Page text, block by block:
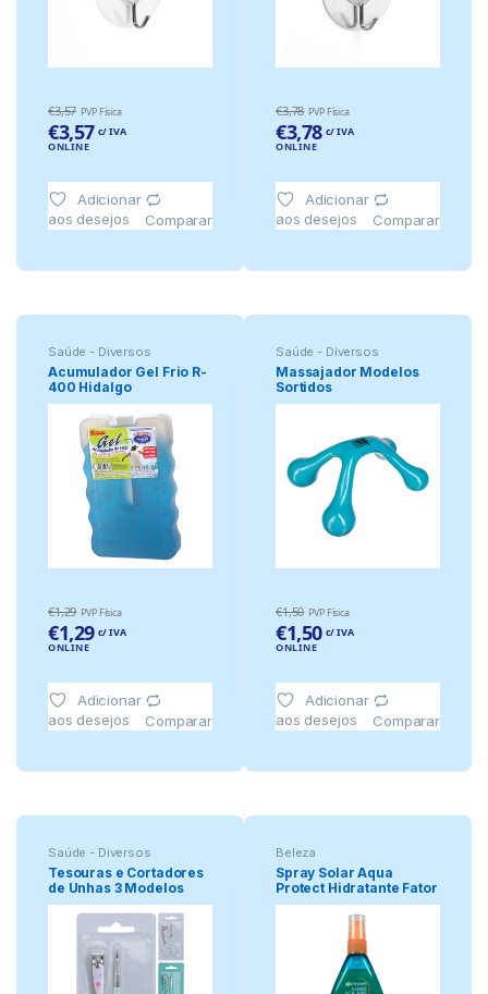
€3,57 PVP Física
€3,57 c/ IVA
ONLINE
Adicionar
aos desejos
Comparar
€3,78 PVP Física
€3,78 c/ IVA
ONLINE
Adicionar
aos desejos
Comparar
Saúde - Diversos
Acumulador Gel Frio R-
400 Hidalgo
€1,29 PVP Física
€1,29 c/ IVA
ONLINE
Adicionar
aos desejos
Comparar
Saúde - Diversos
Massajador Modelos
Sortidos
€1,50 PVP Física
€1,50 c/ IVA
ONLINE
Adicionar
aos desejos
Comparar
Saúde - Diversos
Tesouras e Cortadores
de Unhas 3 Modelos
Sortidos
Beleza
Spray Solar Aqua
Protect Hidratante Fator
30 150m.